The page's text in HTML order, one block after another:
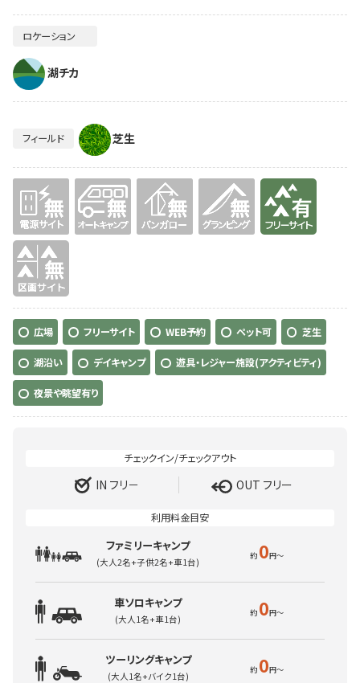
ロケーション
湖チカ
フィールド 芝生
無 無 有り
無
広場 フリーサイト WEB予約 ペット可 芝生
湖沿い デイキャンプ 遊具・レジャー施設(アクティビティ)
夜景や眺望有り
IN フリ－ OUT フリー
ファミリーキャンプ
(大人2名+子供2名+車1台) 0
車ソロキャンプ
(大人1名+車1台) 0
ツーリングキャンプ
(大人1名+バイク1台) 0